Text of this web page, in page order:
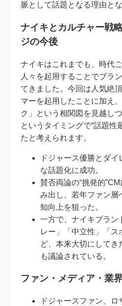
脈として話題となる理由と
ナイキとカルチャー戦
ジの今後
ナイキはこれまでも、時代
人々を起用することでブラ
てきました。今回は人気絶
マーを起用したことに加え
ク」という相関図を見越し
というタイミングで“話題性
たと考えられます。
ドジャース優勝とダ
な話題化に成功。
賛否両論の“挑発的
み出し、若年ファン層
知向上を狙った。
一方で、ナイキブラン
レー」「中立性」「ス
ど、本来大切にしてき
も議論されている。
ファン・メディア・業
ドジャースファン、